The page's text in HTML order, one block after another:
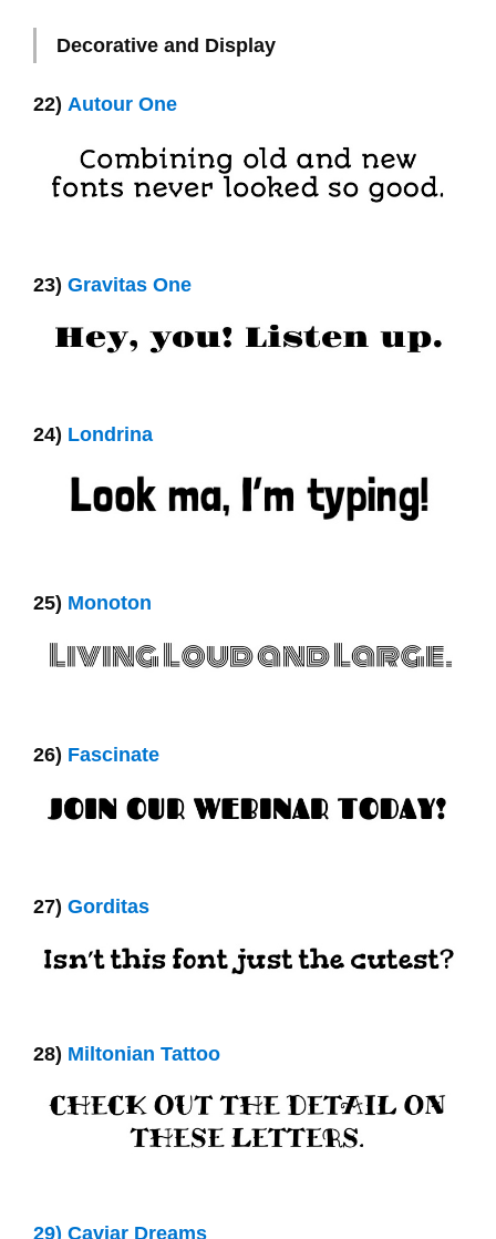
Decorative and Display
22) Autour One
23) Gravitas One
24) Londrina
25) Monoton
26) Fascinate
27) Gorditas
28) Miltonian Tattoo
29) Caviar Dreams